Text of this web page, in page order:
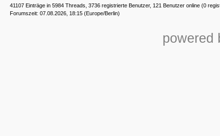
41107 Einträge in 5984 Threads, 3736 registrierte Benutzer, 121 Benutzer online (0
Forumszeit: 07.08.2026, 18:15 (Europe/Berlin)
powered